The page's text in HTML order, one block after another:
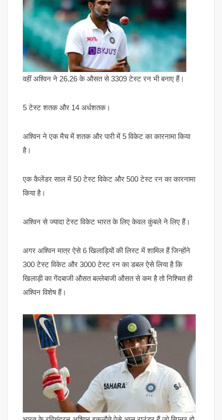
वहीं अश्विन ने 26.26 के औसत से 3309 टेस्ट रन भी बनाए हैं।
5 टेस्ट शतक और 14 अर्धशतक।
अश्विन ने एक मैच में शतक और पारी में 5 विकेट का कारनामा किया
है।
एक कैलेंडर साल में 50 टेस्ट विकेट और 500 टेस्ट रन का कारनामा
किया है।
अश्विन से ज्यादा टेस्ट विकेट भारत के लिए केवल कुंबले ने लिए हैं।
अगर अश्विन मात्र ऐसे 6 खिलाड़ियों की लिस्ट में शामिल हैं जिन्होंने
300 टेस्ट विकेट और 3000 टेस्ट रन का डबल ऐसे लिया है कि
खिलाड़ी का गेंदबाजी औसत बल्लेबाजी औसत से कम है तो निश्चित ही
अश्विन विशेष हैं।